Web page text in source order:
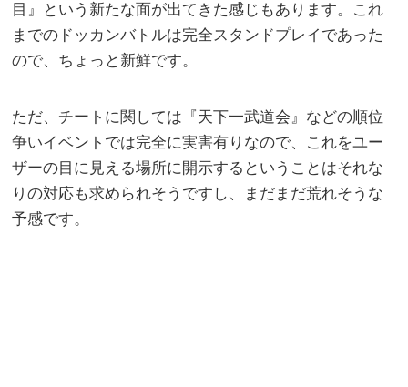
目』という新たな面が出てきた感じもあります。これ
までのドッカンバトルは完全スタンドプレイであった
ので、ちょっと新鮮です。
ただ、チートに関しては『天下一武道会』などの順位
争いイベントでは完全に実害有りなので、これをユー
ザーの目に見える場所に開示するということはそれな
りの対応も求められそうですし、まだまだ荒れそうな
予感です。